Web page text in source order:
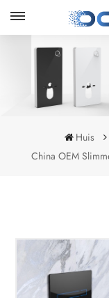
Huis
China OEM